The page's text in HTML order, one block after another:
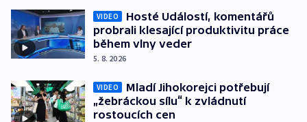
VIDEO
Hosté Událostí, komentářů
probrali klesající produktivitu práce
během vlny veder
5. 8. 2026
VIDEO
Mladí Jihokorejci potřebují
„žebráckou sílu“ k zvládnutí
rostoucích cen